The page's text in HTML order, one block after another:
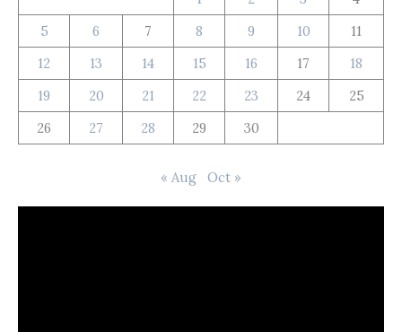
5
6 7 8 9 10
11
12
13 14 15 16 17
18
19
20 21 22 23 24
25
26
27 28 29 30
« Aug Oct »